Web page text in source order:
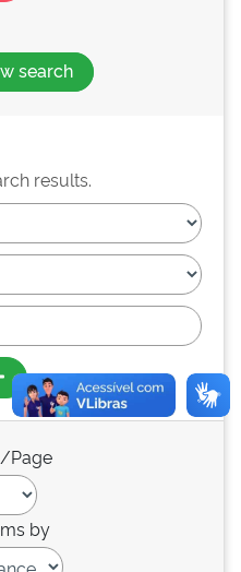
search
results.
Page
by